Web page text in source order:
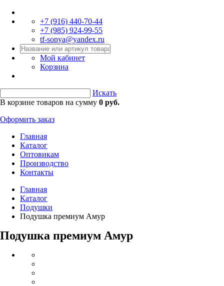
+7 (916) 440-70-44
+7 (985) 924-99-55
tf-sonya@yandex.ru
Мой кабинет
Корзина
Искать
В корзине товаров на сумму 0 руб.
Оформить заказ
Главная
Каталог
Оптовикам
Производство
Контакты
Главная
Каталог
Подушки
Подушка премиум Амур
Подушка премиум Амур